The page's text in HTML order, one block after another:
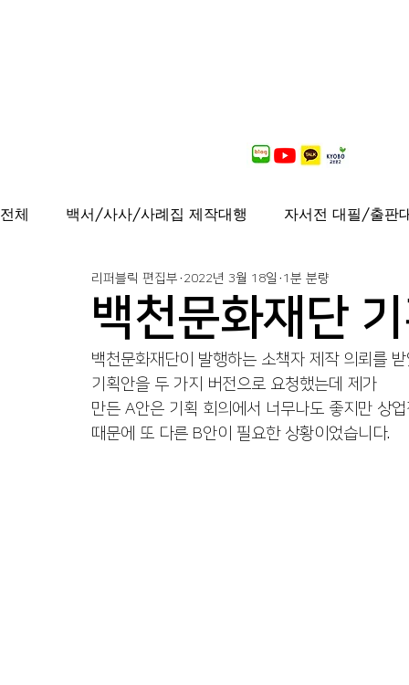
전체 백서/사사/사례집 제작대행 자서전 대필/출판
출간도서 안내 연재중 사보/백서 제작대행
가이드북, 샘플북, 자료집 제작 대행 퍼스널브랜딩
출판 퍼스널브랜딩 정치인 자서전 코인 투자 서
백천문화재단
리퍼블릭 편집부 2022년 3월 18일 1분 분량
백천문화재단이 발행하는 소책자 제작 의뢰를 받
기획안을 두 가지 버전으로 요청했는데 제가
만든 A안은 기획 회의에서 너무나도 좋지만 상업
때문에 또 다른 B안이 필요한 상황이었습니다.